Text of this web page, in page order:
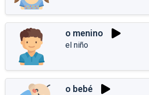
o menino
el niño
o bebé